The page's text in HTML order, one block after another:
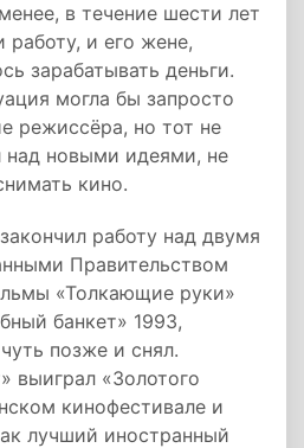
в течение шести лет
работу, и его жене,
зарабатывать деньги.
могла бы запросто
режиссёра, но тот не
над новыми идеями, не
кино.
работу над двумя
Правительством
«Толкающие руки»
банкет» 1993,
позже и снял.
выиграл «Золотого
кинофестивале и
лучший иностранный